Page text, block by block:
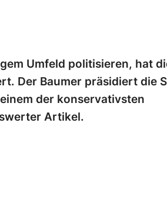
Umfeld politisieren, hat
Der Baumer präsidiert die
der konservativsten
Artikel.